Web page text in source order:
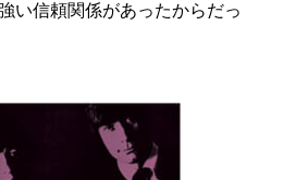
い信頼関係があったからだっ